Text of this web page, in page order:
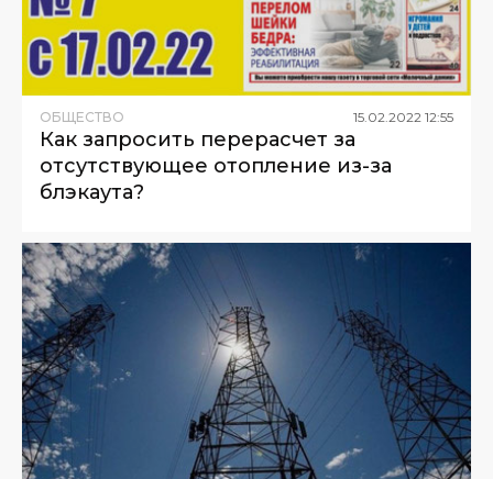
ОБЩЕСТВО 15 02 2022 12:55
Как запросить перерасчет за
отсутствующее отопление из-за
блэкаута?